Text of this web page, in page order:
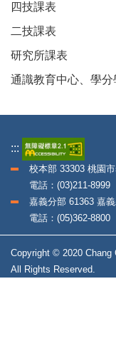
四技課表
二技課表
研究所課表
通識教育中心、學分
:::
校本部 33303 桃園
電話：(03)211-
嘉義分部 61363 嘉
電話：(05)362-
Copyright © 2020 Chang
All Rights Reserved.